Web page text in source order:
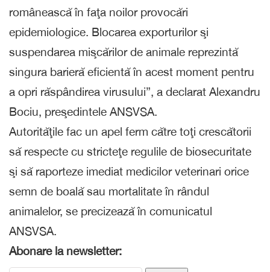
românească în faţa noilor provocări
epidemiologice. Blocarea exporturilor şi
suspendarea mişcărilor de animale reprezintă
singura barieră eficientă în acest moment pentru
a opri răspândirea virusului”, a declarat Alexandru
Bociu, preşedintele ANSVSA.
Autorităţile fac un apel ferm către toţi crescătorii
să respecte cu stricteţe regulile de biosecuritate
şi să raporteze imediat medicilor veterinari orice
semn de boală sau mortalitate în rândul
animalelor, se precizează în comunicatul
ANSVSA.
Abonare la newsletter: